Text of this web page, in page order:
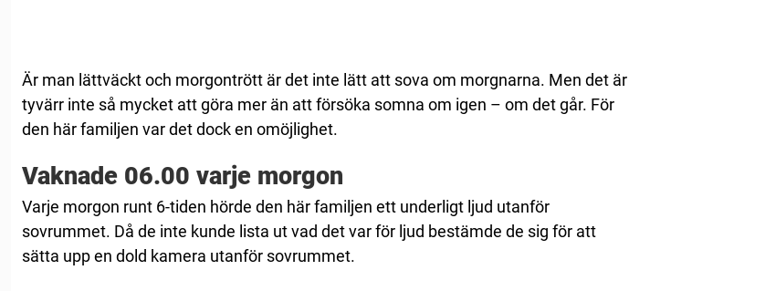
Är man lättväckt och morgontrött är det inte lätt att sova om morgnarna. Men det är
tyvärr inte så mycket att göra mer än att försöka somna om igen – om det går. För
den här familjen var det dock en omöjlighet.
Vaknade 06.00 varje morgon
Varje morgon runt 6-tiden hörde den här familjen ett underligt ljud utanför
sovrummet. Då de inte kunde lista ut vad det var för ljud bestämde de sig för att
sätta upp en dold kamera utanför sovrummet.